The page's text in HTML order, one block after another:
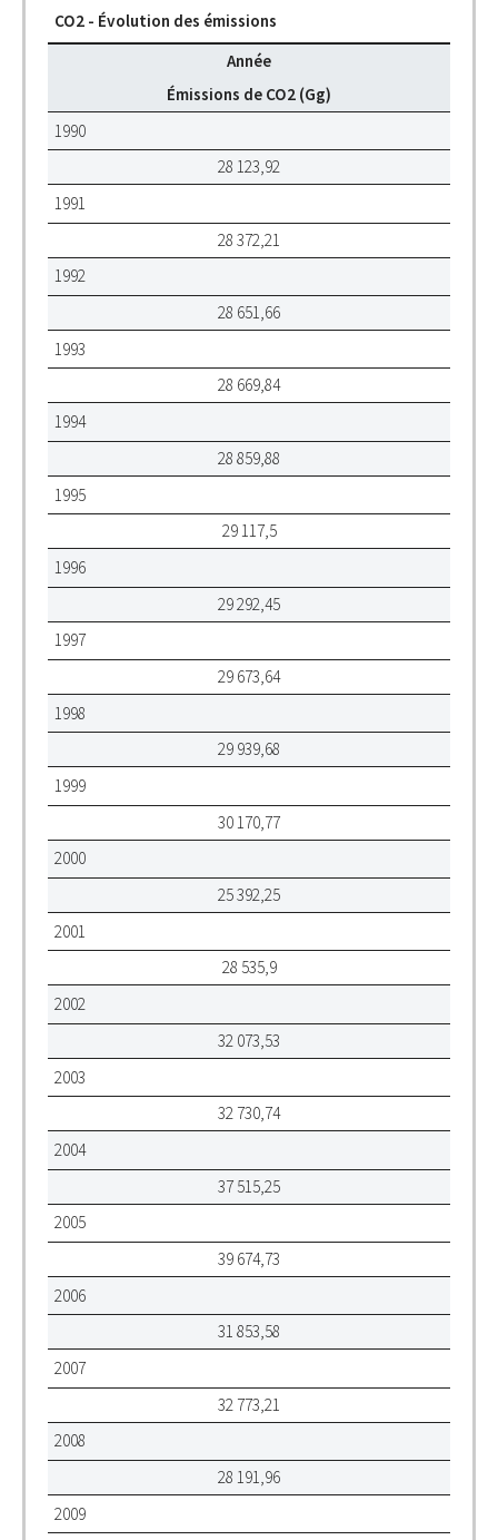
CO2 - Évolution des émissions
Année
Émissions de CO2 (Gg)
1990
28 123,92
1991
28 372,21
1992
28 651,66
1993
28 669,84
1994
28 859,88
1995
29 117,5
1996
29 292,45
1997
29 673,64
1998
29 939,68
1999
30 170,77
2000
25 392,25
2001
28 535,9
2002
32 073,53
2003
32 730,74
2004
37 515,25
2005
39 674,73
2006
31 853,58
2007
32 773,21
2008
28 191,96
2009